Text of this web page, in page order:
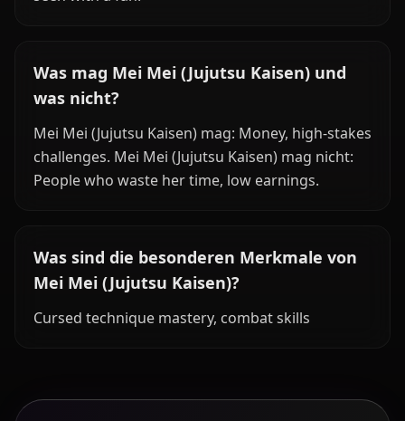
Was mag Mei Mei (Jujutsu Kaisen) und
was nicht?
Mei Mei (Jujutsu Kaisen) mag: Money, high-stakes
challenges. Mei Mei (Jujutsu Kaisen) mag nicht:
People who waste her time, low earnings.
Was sind die besonderen Merkmale von
Mei Mei (Jujutsu Kaisen)?
Cursed technique mastery, combat skills